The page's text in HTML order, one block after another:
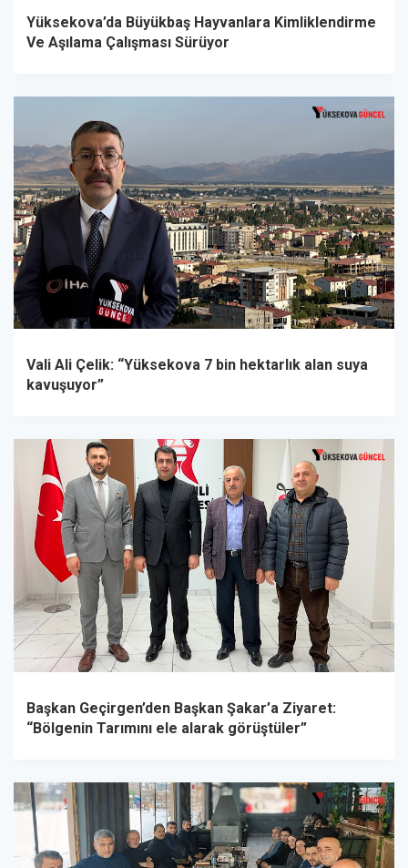
Yüksekova’da Büyükbaş Hayvanlara Kimliklendirme
Ve Aşılama Çalışması Sürüyor
Vali Ali Çelik: “Yüksekova 7 bin hektarlık alan suya
kavuşuyor”
Başkan Geçirgen’den Başkan Şakar’a Ziyaret:
“Bölgenin Tarımını ele alarak görüştüler”